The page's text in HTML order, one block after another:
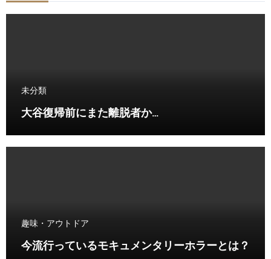
未分類
大谷復帰前にまた離脱者か…
趣味・アウトドア
今流行っているモキュメンタリーホラーとは？